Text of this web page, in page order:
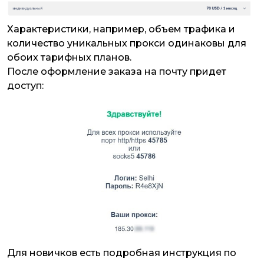
Характеристики, например, объем трафика и
количество уникальных прокси одинаковы для
обоих тарифных планов.
После оформление заказа на почту придет
доступ:
Для новичков есть подробная инструкция по